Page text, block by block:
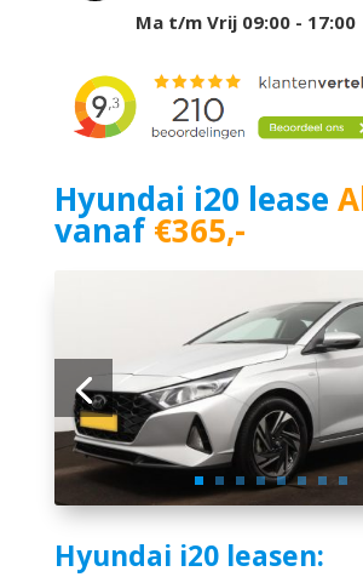
Ma t/m Vrij 09:00 - 17:00
Hyundai i20 lease
vanaf€365,-
Hyundai i20 leasen: